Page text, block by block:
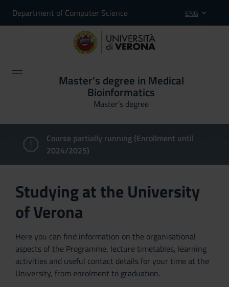
Department of Computer Science ENG
Master's degree in Medical
Bioinformatics
Master’s degree
Course partially running (Enrollment until
2024/2025)
Studying at the University
of Verona
Here you can find information on the organisational
aspects of the Programme, lecture timetables, learning
activities and useful contact details for your time at the
University, from enrolment to graduation.